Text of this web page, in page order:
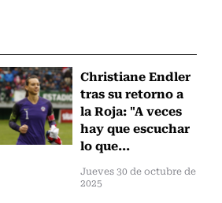
Christiane Endler
tras su retorno a
la Roja: "A veces
hay que escuchar
lo que...
Jueves 30 de octubre de
2025